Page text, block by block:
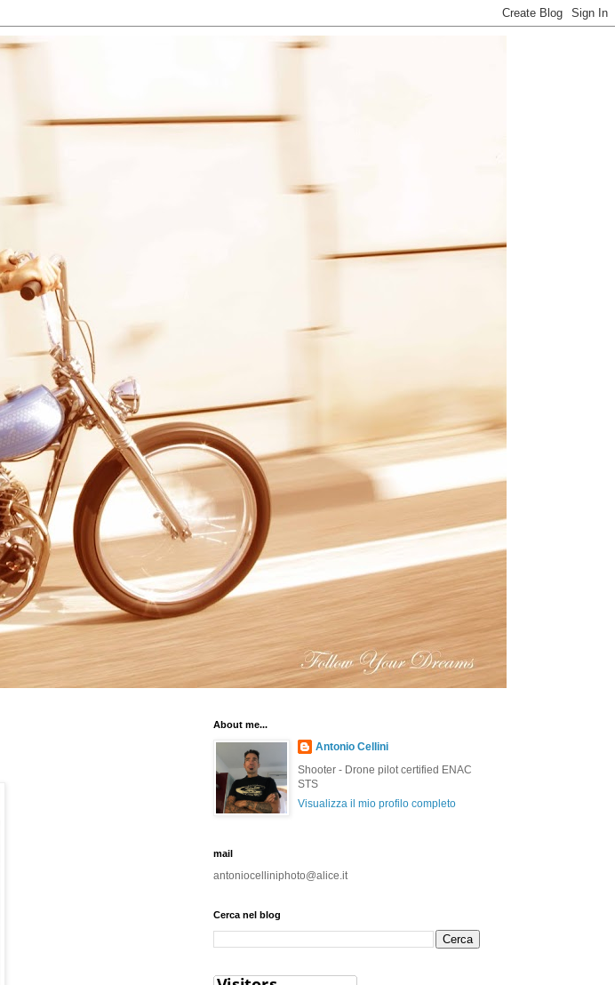
About me...
Antonio Cellini
Shooter - Drone pilot certified ENAC
STS
Visualizza il mio profilo completo
mail
antoniocelliniphoto@alice.it
Cerca nel blog